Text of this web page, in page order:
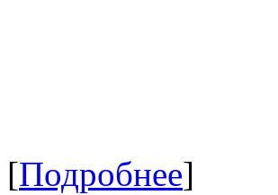
[Подробнее]